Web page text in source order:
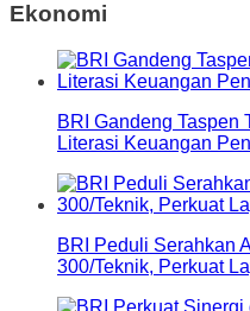
Ekonomi
BRI Gandeng Taspen
Literasi Keuangan
BRI Peduli Serahkan
300/Teknik, Perkuat